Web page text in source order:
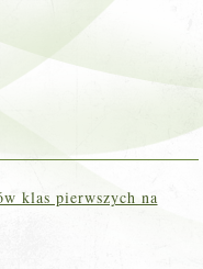
klas pierwszych na